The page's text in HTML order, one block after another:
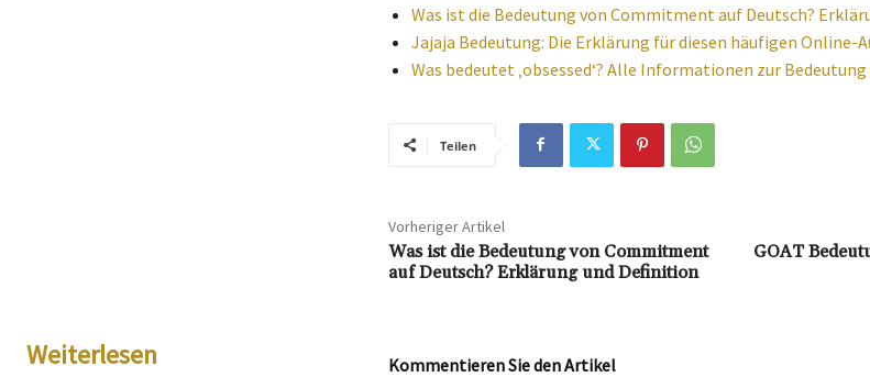
Was ist die Bedeutung von Commitment auf Deutsch?
Jajaja Bedeutung: Die Erklärung für diesen häufigen Online-
Was bedeutet ‚obsessed‘? Alle Informationen zur Bedeutung
Teilen
Vorheriger Artikel
Was ist die Bedeutung von Commitment
auf Deutsch? Erklärung und Definition
GOAT
Weiterlesen Kommentieren Sie den Artikel